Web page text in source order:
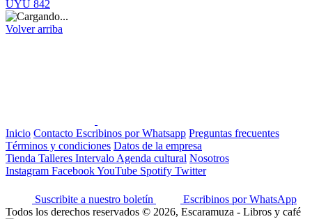
UYU 842
Volver arriba
Inicio Contacto Escribinos por Whatsapp Preguntas frecuentes
Términos y condiciones Datos de la empresa
Tienda Talleres Intervalo Agenda cultural Nosotros
Instagram FacebookYouTube Spotify Twitter
Suscribite a nuestro boletín
Escribinos por WhatsApp
Todos los derechos reservados © 2026, Escaramuza - Libros y café